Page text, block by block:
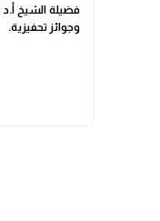
فضيلة الشيخ
وجوائز تحفيزية.